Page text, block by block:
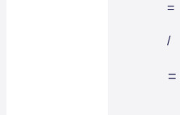
=
/
=